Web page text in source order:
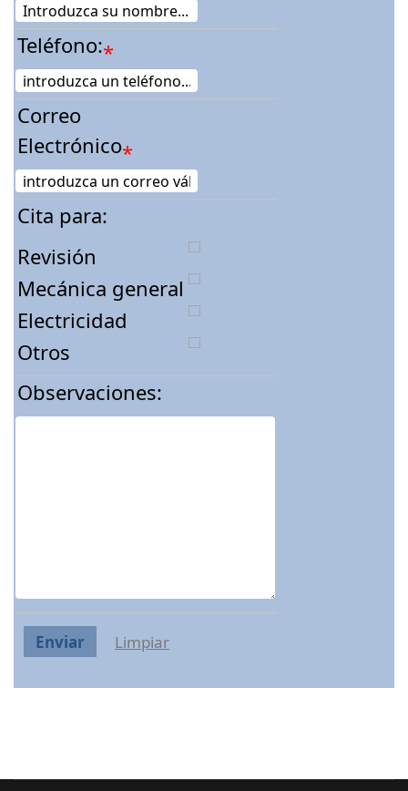
Teléfono:*
Correo
Electrónico*
Cita para:
Revisión
Mecánica general
Electricidad
Otros
Observaciones:
Enviar Limpiar